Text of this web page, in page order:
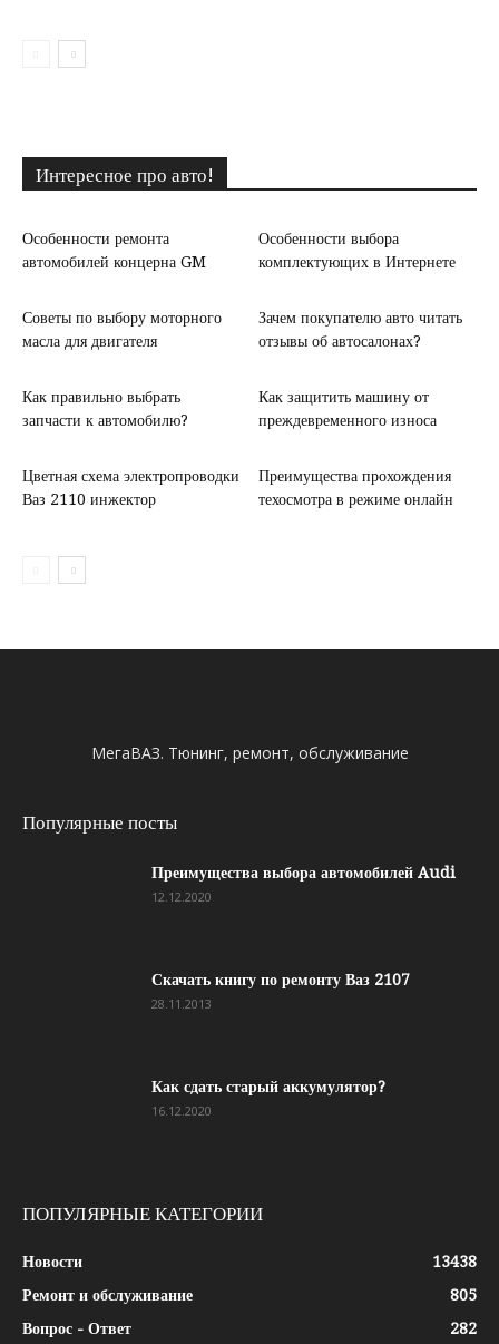
Интересное про авто!
Особенности ремонта
автомобилей концерна GM
Особенности выбора
комплектующих в Интернете
Советы по выбору моторного
масла для двигателя
Зачем покупателю авто читать
отзывы об автосалонах?
Как правильно выбрать
запчасти к автомобилю?
Как защитить машину от
преждевременного износа
Цветная схема электропроводки
Ваз 2110 инжектор
Преимущества прохождения
техосмотра в режиме онлайн
МегаВАЗ. Тюнинг, ремонт, обслуживание
Популярные посты
Преимущества выбора автомобилей Audi
12.12.2020
Скачать книгу по ремонту Ваз 2107
28.11.2013
Как сдать старый аккумулятор?
16.12.2020
ПОПУЛЯРНЫЕ КАТЕГОРИИ
Новости
13438
Ремонт и обслуживание
805
Вопрос - Ответ
282